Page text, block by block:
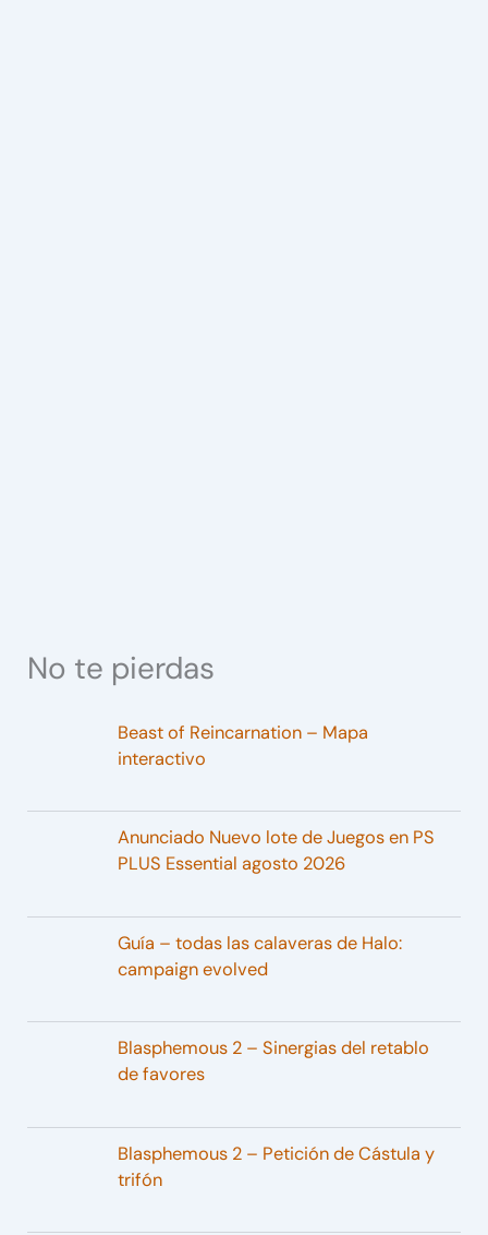
No te pierdas
Beast of Reincarnation – Mapa
interactivo
Anunciado Nuevo lote de Juegos en PS
PLUS Essential agosto 2026
Guía – todas las calaveras de Halo:
campaign evolved
Blasphemous 2 – Sinergias del retablo
de favores
Blasphemous 2 – Petición de Cástula y
trifón